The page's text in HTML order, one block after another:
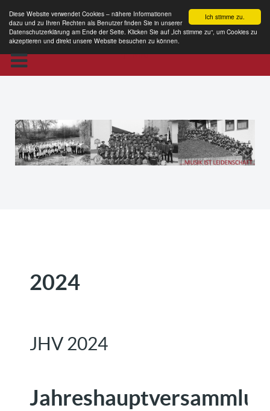
Ich stimme zu.
Diese Website verwendet Cookies – nähere Informationen
dazu und zu Ihren Rechten als Benutzer finden Sie in unserer
Datenschutzerklärung am Ende der Seite. Klicken Sie auf „Ich stimme zu“, um Cookies zu
akzeptieren und direkt unsere Website besuchen zu können.
MKE
2024
JHV 2024